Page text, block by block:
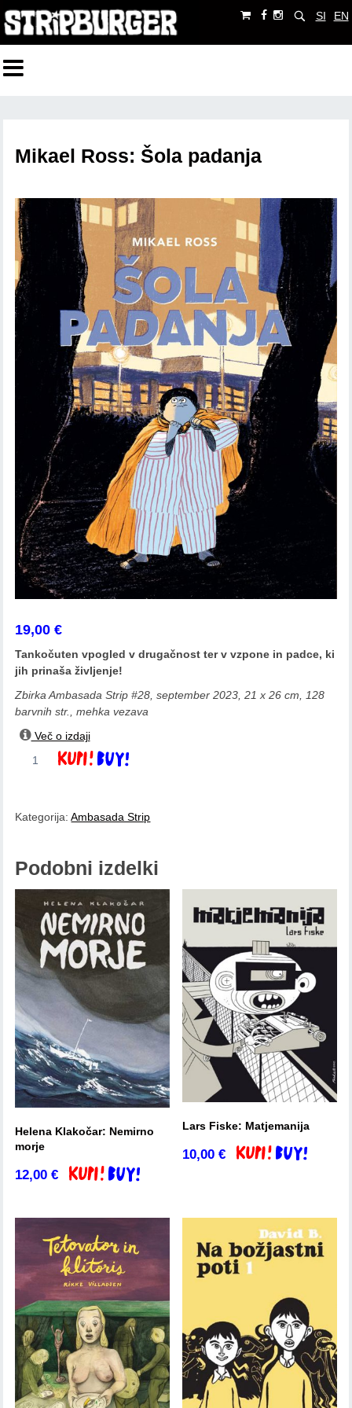
SI EN
Mikael Ross: Šola padanja
19,00€
Tankočuten vpogled v drugačnost ter v vzpone in padce, ki
jih prinaša življenje!
Zbirka Ambasada Strip #28, september 2023, 21 x 26 cm, 128
barvnih str., mehka vezava
Več o izdaji
količina
Dodaj v košarico
Kategorija:Ambasada Strip
Podobni izdelki
Helena Klakočar: Nemirno
morje
12,00€ Dodaj v košarico
Lars Fiske: Matjemanija
10,00€ Dodaj v košarico